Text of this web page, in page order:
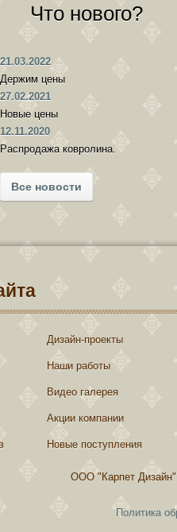
Что нового?
21.03.2022
Держим цены
27.02.2021
Новые цены
12.11.2020
Распродажа ковролина.
Все новости
Дизайн-проекты
Наши работы
Видео галерея
Акции компании
Новые поступления
ООО "Карпет Дизайн"
Политика